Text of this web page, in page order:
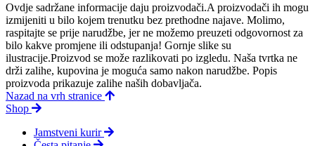
Ovdje sadržane informacije daju proizvodači.A proizvodači ih mogu
izmijeniti u bilo kojem trenutku bez prethodne najave. Molimo,
raspitajte se prije narudžbe, jer ne možemo preuzeti odgovornost za
bilo kakve promjene ili odstupanja! Gornje slike su
ilustracije.Proizvod se može razlikovati po izgledu. Naša tvrtka ne
drži zalihe, kupovina je moguća samo nakon narudžbe. Popis
proizvoda prikazuje zalihe naših dobavljača.
Nazad na vrh stranice
Shop
Jamstveni kurir